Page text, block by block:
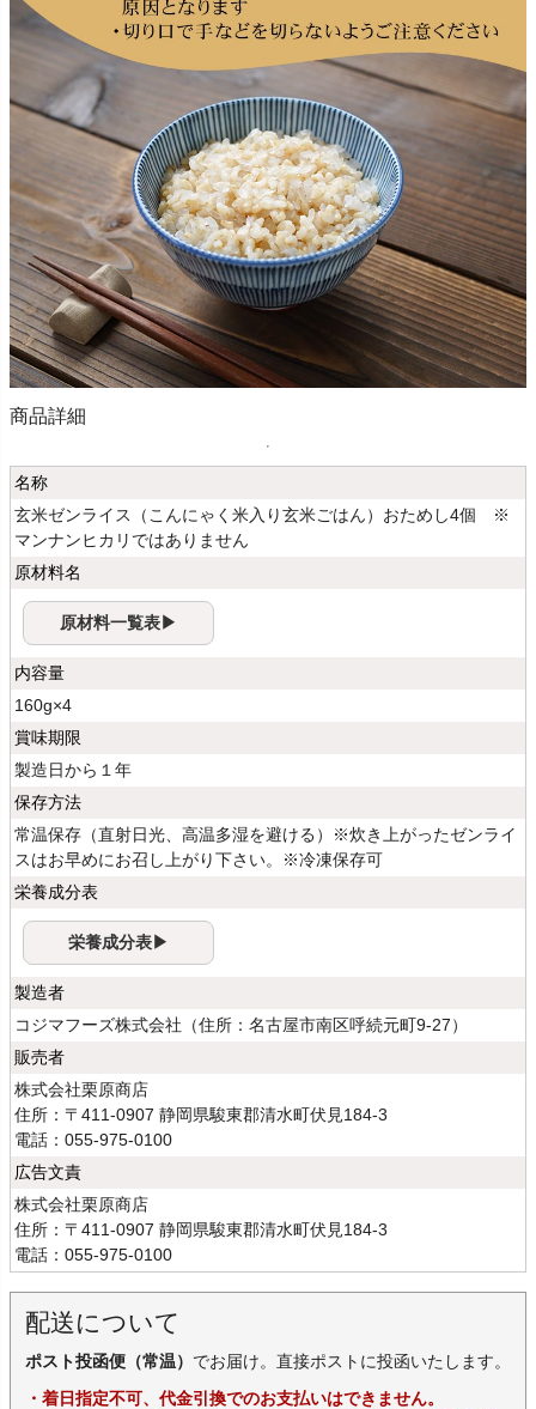
商品詳細
名称
玄米ゼンライス（こんにゃく米入り玄米ごはん）おためし4個 ※
マンナンヒカリではありません
原材料名
原材料一覧表▶
内容量
160g×4
賞味期限
製造日から１年
保存方法
常温保存（直射日光、高温多湿を避ける）※炊き上がったゼンライ
スはお早めにお召し上がり下さい。※冷凍保存可
栄養成分表
栄養成分表▶
製造者
コジマフーズ株式会社（住所：名古屋市南区呼続元町9-27）
販売者
株式会社栗原商店
住所：〒411-0907 静岡県駿東郡清水町伏見184-3
電話：055-975-0100
広告文責
株式会社栗原商店
住所：〒411-0907 静岡県駿東郡清水町伏見184-3
電話：055-975-0100
配送について
ポスト投函便（常温） でお届け。直接ポストに投函いたします。
・着日指定不可、代金引換でのお支払いはできません。